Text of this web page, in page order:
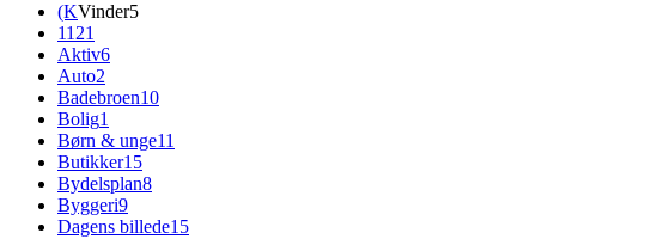
(KVinder5
1121
Aktiv6
Auto2
Badebroen10
Bolig1
Børn & unge11
Butikker15
Bydelsplan8
Byggeri9
Dagens billede15